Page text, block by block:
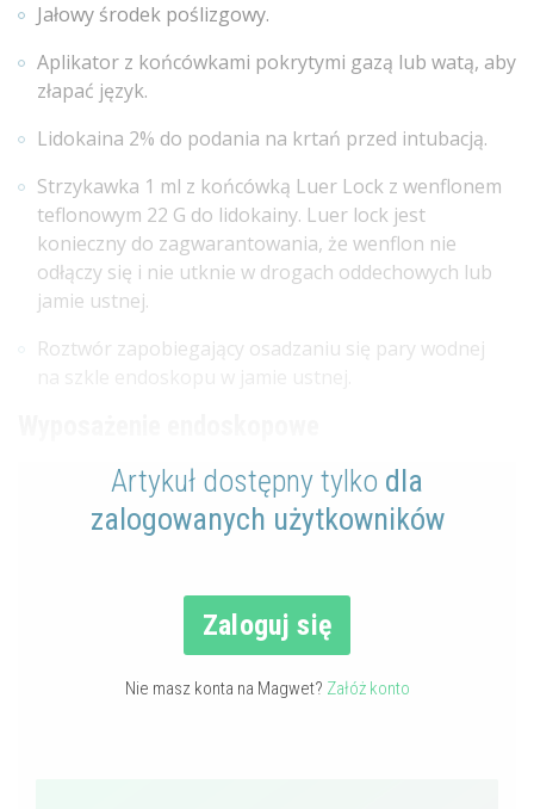
Jałowy środek poślizgowy.
Aplikator z końcówkami pokrytymi gazą lub watą, aby
złapać język.
Lidokaina 2% do podania na krtań przed intubacją.
Strzykawka 1 ml z końcówką Luer Lock z wenflonem
teflonowym 22 G do lidokainy. Luer lock jest
konieczny do zagwarantowania, że wenflon nie
odłączy się i nie utknie w drogach oddechowych lub
jamie ustnej.
Roztwór zapobiegający osadzaniu się pary wodnej
Artykuł dostępny tylko dla
zalogowanych użytkowników
Zaloguj się
Nie masz konta na Magwet? Załóż konto